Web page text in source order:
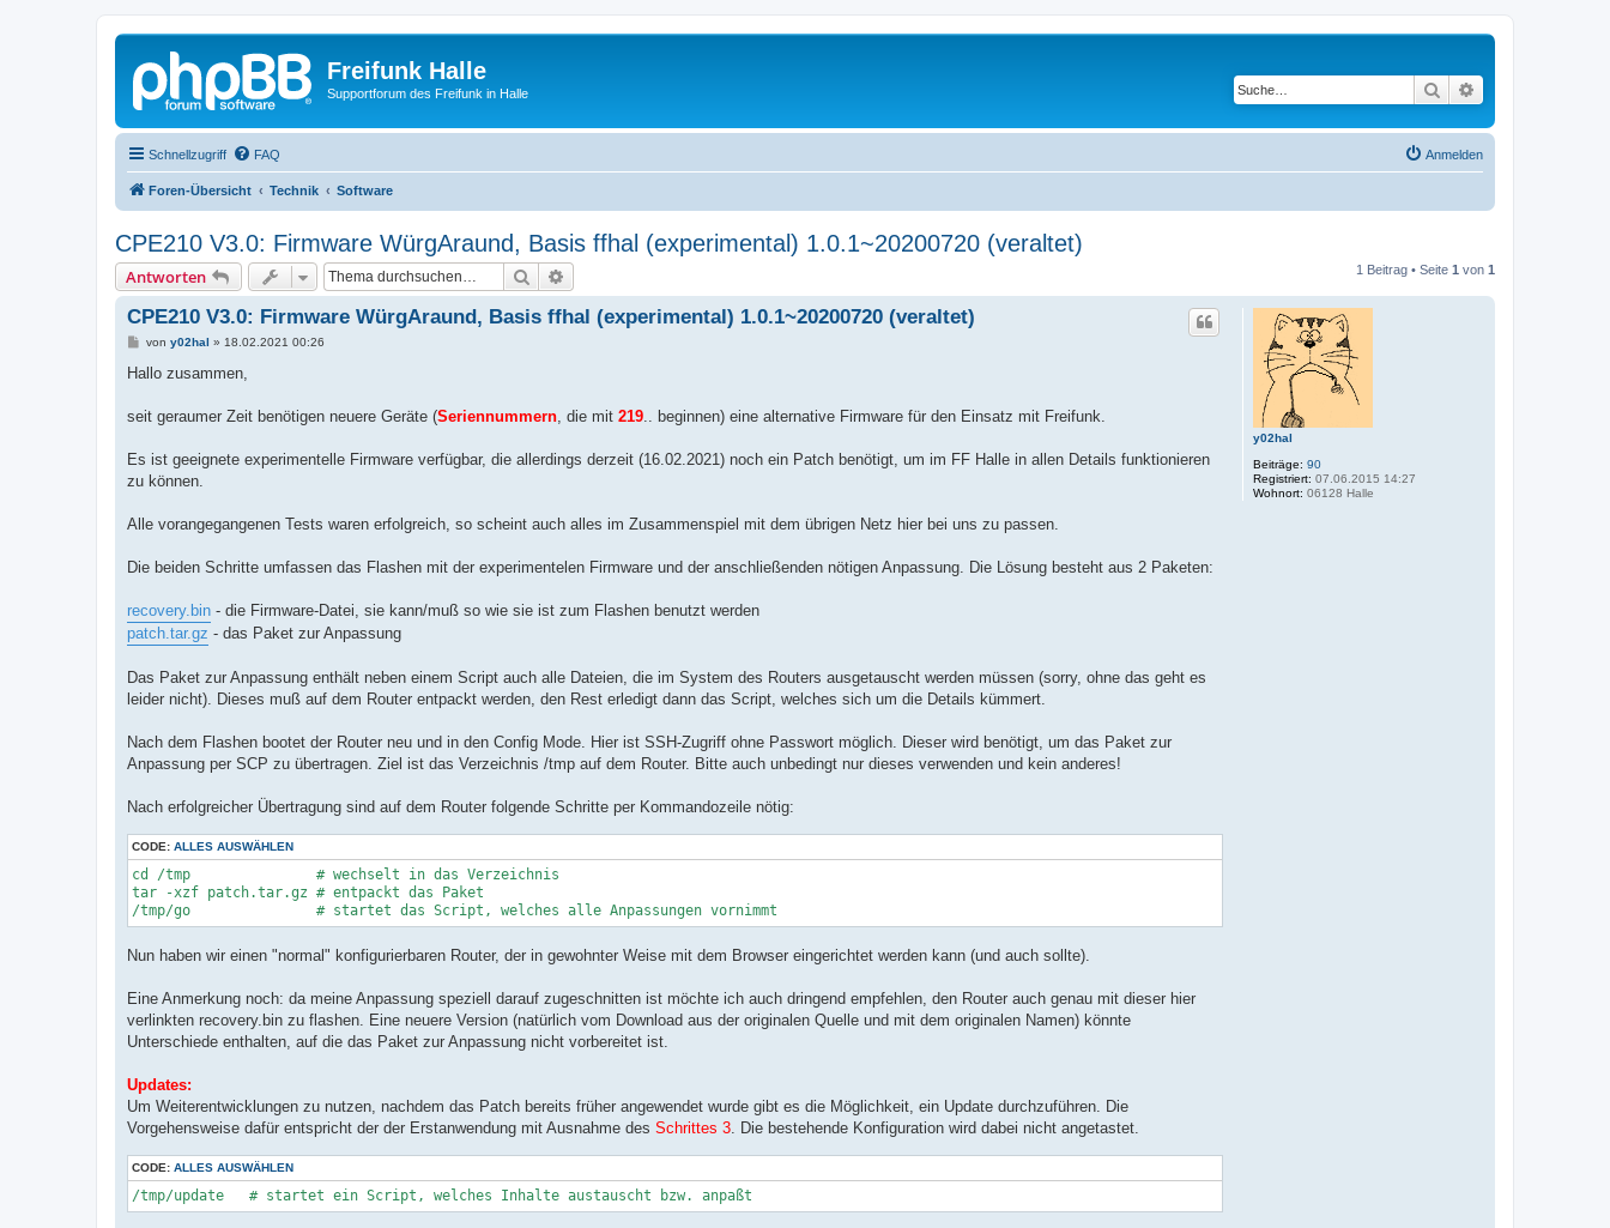
Freifunk Halle
Supportforum des Freifunk in Halle Suche
Schnellzugriff FAQ Anmelden
Foren-Übersicht Technik Software
CPE210 V3.0: Firmware WürgAraund, Basis ffhal (experimental) 1.0.1~20200720 (veraltet)
Antworten Suche 1 Beitrag • Seite 1 von 1
y02hal
Beiträge: 90
Registriert: 07.06.2015 14:27
Wohnort: 06128 Halle
CPE210 V3.0: Firmware WürgAraund, Basis ffhal (experimental) 1.0.1~20200720 (veraltet)
B
i
a
von y02hal » 18.02.2021 00:26
Hallo zusammen,
seit geraumer Zeit benötigen neuere Geräte (Seriennummern , die mit 219 .. beginnen) eine alternative Firmware für den Einsatz mit Freifunk.
Es ist geeignete experimentelle Firmware verfügbar, die allerdings derzeit (16.02.2021) noch ein Patch benötigt, um im FF Halle in allen Details funktionieren
zu können.
Alle vorangegangenen Tests waren erfolgreich, so scheint auch alles im Zusammenspiel mit dem übrigen Netz hier bei uns zu passen.
Die beiden Schritte umfassen das Flashen mit der experimentelen Firmware und der anschließenden nötigen Anpassung. Die Lösung besteht aus 2 Paketen:
recovery.bin - die Firmware-Datei, sie kann/muß so wie sie ist zum Flashen benutzt werden
patch.tar.gz - das Paket zur Anpassung
Das Paket zur Anpassung enthält neben einem Script auch alle Dateien, die im System des Routers ausgetauscht werden müssen (sorry, ohne das geht es
leider nicht). Dieses muß auf dem Router entpackt werden, den Rest erledigt dann das Script, welches sich um die Details kümmert.
Nach dem Flashen bootet der Router neu und in den Config Mode. Hier ist SSH-Zugriff ohne Passwort möglich. Dieser wird benötigt, um das Paket zur
Anpassung per SCP zu übertragen. Ziel ist das Verzeichnis /tmp auf dem Router. Bitte auch unbedingt nur dieses verwenden und kein anderes!
Nach erfolgreicher Übertragung sind auf dem Router folgende Schritte per Kommandozeile nötig:
CODE: ALLES AUSWÄHLEN
cd /tmp               # wechselt in das Verzeichnis
tar -xzf patch.tar.gz # entpackt das Paket
Nun haben wir einen "normal" konfigurierbaren Router, der in gewohnter Weise mit dem Browser eingerichtet werden kann (und auch sollte).
Eine Anmerkung noch: da meine Anpassung speziell darauf zugeschnitten ist möchte ich auch dringend empfehlen, den Router auch genau mit dieser hier
verlinkten recovery.bin zu flashen. Eine neuere Version (natürlich vom Download aus der originalen Quelle und mit dem originalen Namen) könnte
Unterschiede enthalten, auf die das Paket zur Anpassung nicht vorbereitet ist.
Updates:
Um Weiterentwicklungen zu nutzen, nachdem das Patch bereits früher angewendet wurde gibt es die Möglichkeit, ein Update durchzuführen. Die
Vorgehensweise dafür entspricht der der Erstanwendung mit Ausnahme des Schrittes 3. Die bestehende Konfiguration wird dabei nicht angetastet.
CODE: ALLES AUSWÄHLEN